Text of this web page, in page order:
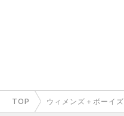
TOP ウィメンズ＋ボーイズ